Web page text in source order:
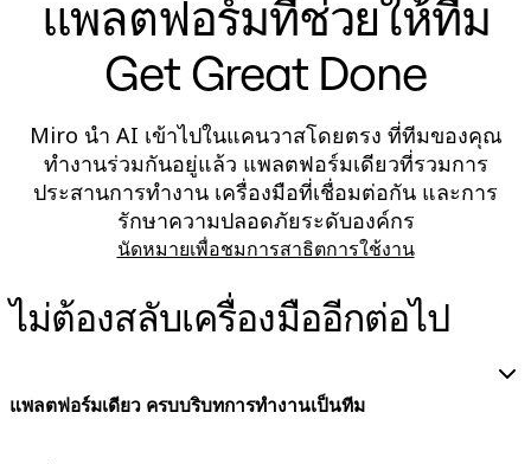
AI Workflows
ตัวเชื่อมต่อ
เซิร์ฟเวอร์ MCP
เซิร์ฟเวอร์ MCP
Blueprints
การผสานรวม
ความปลอดภัย
Enterprise Guard
แพลตฟอร์มสำหรับนักพัฒนา
ดาวน์โหลดแอป
รูปแบบ
คัมบัง
แพลตฟอร์มที่ช่วยให้ทีม
Get Great Done
Miro นำ AI เข้าไปในแคนวาสโดยตรง ที่ทีมของคุณ
ทำงานร่วมกันอยู่แล้ว แพลตฟอร์มเดียวที่รวมการ
ประสานการทำงาน เครื่องมือที่เชื่อมต่อกัน และการ
รักษาความปลอดภัยระดับองค์กร
นัดหมายเพื่อชมการสาธิตการใช้งาน
ไม่ต้องสลับเครื่องมืออีกต่อไป
แพลตฟอร์มเดียว ครบบริบทการทำงานเป็นทีม